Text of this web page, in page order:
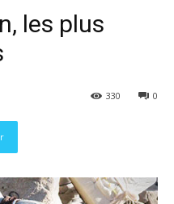
les plus
0
330